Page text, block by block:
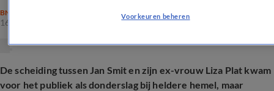
BN'ERS
16 mrt 2026, 10:44
De scheiding tussen Jan Smit en zijn ex-vrouw Liza Plat kwam
voor het publiek als donderslag bij heldere hemel, maar
Voorkeuren beheren